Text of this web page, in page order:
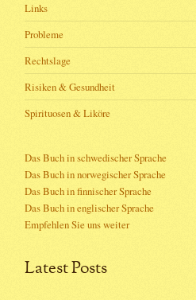
Links
Probleme
Rechtslage
Risiken & Gesundheit
Spirituosen & Liköre
Das Buch in schwedischer Sprache
Das Buch in norwegischer Sprache
Das Buch in finnischer Sprache
Das Buch in englischer Sprache
Empfehlen Sie uns weiter
Latest Posts